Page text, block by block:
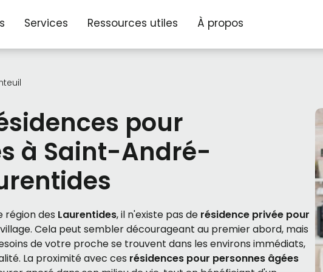
Services Ressources utiles À propos
pour
à Saint-André-
région des Laurentides, il n'existe pas de résidence privée pour
Cela peut sembler décourageant au premier abord, mais
de votre proche se trouvent dans les environs immédiats,
La proximité avec ces résidences pour personnes âgées